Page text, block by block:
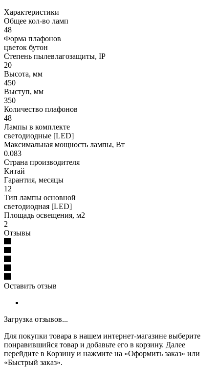
Характеристики
Общее кол-во ламп
48
Форма плафонов
цветок бутон
Степень пылевлагозащиты, IP
20
Высота, мм
450
Выступ, мм
350
Количество плафонов
48
Лампы в комплекте
светодиодные [LED]
Максимальная мощность лампы, Вт
0.083
Страна производителя
Китай
Гарантия, месяцы
12
Тип лампы основной
светодиодная [LED]
Площадь освещения, м2
2
Отзывы
Оставить отзыв
Загрузка отзывов...
Для покупки товара в нашем интернет-магазине выберите
понравившийся товар и добавьте его в корзину. Далее
перейдите в Корзину и нажмите на «Оформить заказ» или
«Быстрый заказ».